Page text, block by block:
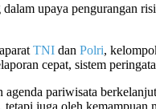
upaya pengurangan
TNI dan Polri,
cepat, sistem
pariwisata
juga oleh